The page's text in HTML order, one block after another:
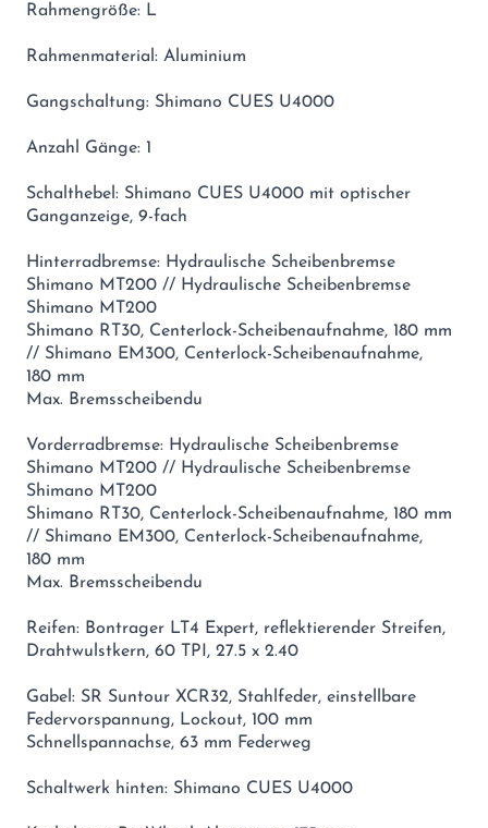
Rahmengröße: L
Rahmenmaterial: Aluminium
Gangschaltung: Shimano CUES U4000
Anzahl Gänge: 1
Schalthebel: Shimano CUES U4000 mit optischer
Ganganzeige, 9-fach
Hinterradbremse: Hydraulische Scheibenbremse
Shimano MT200 // Hydraulische Scheibenbremse
Shimano MT200
Shimano RT30, Centerlock-Scheibenaufnahme, 180 mm
// Shimano EM300, Centerlock-Scheibenaufnahme,
180 mm
Max. Bremsscheibendu
Vorderradbremse: Hydraulische Scheibenbremse
Shimano MT200 // Hydraulische Scheibenbremse
Shimano MT200
Shimano RT30, Centerlock-Scheibenaufnahme, 180 mm
// Shimano EM300, Centerlock-Scheibenaufnahme,
180 mm
Max. Bremsscheibendu
Reifen: Bontrager LT4 Expert, reflektierender Streifen,
Drahtwulstkern, 60 TPI, 27.5 x 2.40
Gabel: SR Suntour XCR32, Stahlfeder, einstellbare
Federvorspannung, Lockout, 100 mm
Schnellspannachse, 63 mm Federweg
Schaltwerk hinten: Shimano CUES U4000